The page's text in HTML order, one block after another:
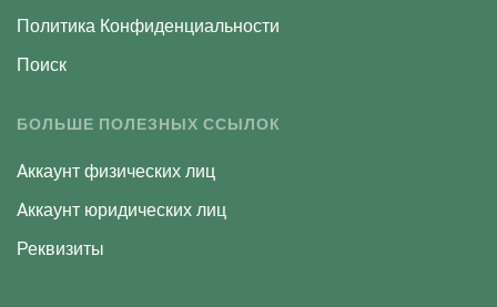
Политика Конфиденциальности
Поиск
БОЛЬШЕ ПОЛЕЗНЫХ ССЫЛОК
Aккаунт физических лиц
Aккаунт юридических лиц
Реквизиты